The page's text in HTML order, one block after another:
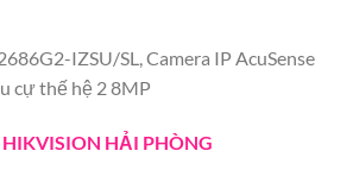
IZSU/SL, Camera IP AcuSense
cự thế hệ 2 8MP
HIKVISION HẢI PHÒNG